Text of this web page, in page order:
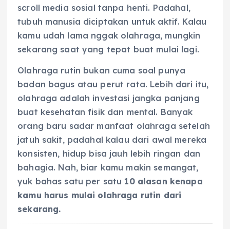
scroll media sosial tanpa henti. Padahal,
tubuh manusia diciptakan untuk aktif. Kalau
kamu udah lama nggak olahraga, mungkin
sekarang saat yang tepat buat mulai lagi.
Olahraga rutin bukan cuma soal punya
badan bagus atau perut rata. Lebih dari itu,
olahraga adalah investasi jangka panjang
buat kesehatan fisik dan mental. Banyak
orang baru sadar manfaat olahraga setelah
jatuh sakit, padahal kalau dari awal mereka
konsisten, hidup bisa jauh lebih ringan dan
bahagia. Nah, biar kamu makin semangat,
yuk bahas satu per satu 10 alasan kenapa
kamu harus mulai olahraga rutin dari
sekarang.